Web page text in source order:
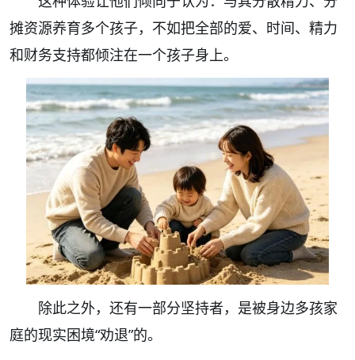
摊资源养育多个孩子，不如把全部的爱、时间、精力
和财务支持都倾注在一个孩子身上。
除此之外，还有一部分坚持者，是被身边多孩家
庭的现实困境“劝退”的。